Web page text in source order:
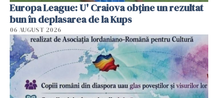
Europa League: U' Craiova obține un rezultat
bun în deplasarea de la Kups
06 AUGUST 2026